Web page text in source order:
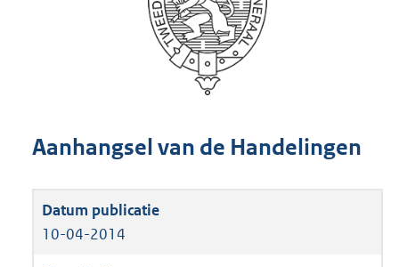
Aanhangsel van de Handelingen
10-04-2014